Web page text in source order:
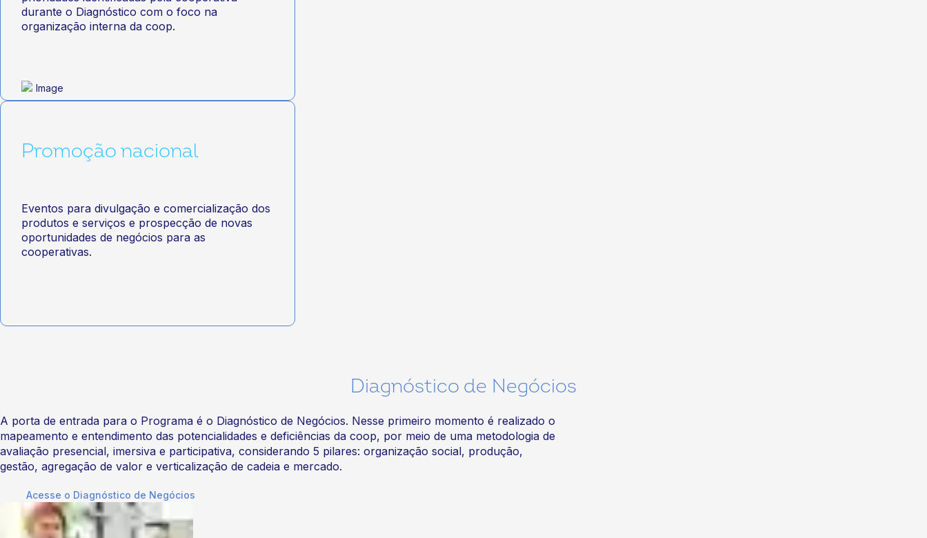
durante o Diagnóstico com o foco na
organização interna da coop.
Promoção nacional
Eventos para divulgação e comercialização dos
produtos e serviços e prospecção de novas
oportunidades de negócios para as
cooperativas.
Diagnóstico de Negócios
A porta de entrada para o Programa é o Diagnóstico de Negócios. Nesse primeiro momento é realizado o
mapeamento e entendimento das potencialidades e deficiências da coop, por meio de uma metodologia de
avaliação presencial, imersiva e participativa, considerando 5 pilares: organização social, produção,
gestão, agregação de valor e verticalização de cadeia e mercado.
Acesse o Diagnóstico de Negócios